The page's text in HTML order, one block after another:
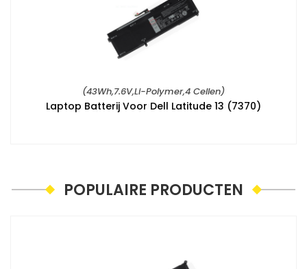
(43Wh,7.6V,Li-Polymer,4 Cellen)
Laptop Batterij Voor Dell Latitude 13 (7370)
POPULAIRE PRODUCTEN